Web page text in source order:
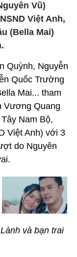
Vũ)
Việt Anh,
(Bella Mai)
Quỳnh, Nguyễn
Quốc Trường
Mai... tham
Vương Quang
Nam Bộ,
Việt Anh) với 3
do Nguyên
và bạn trai